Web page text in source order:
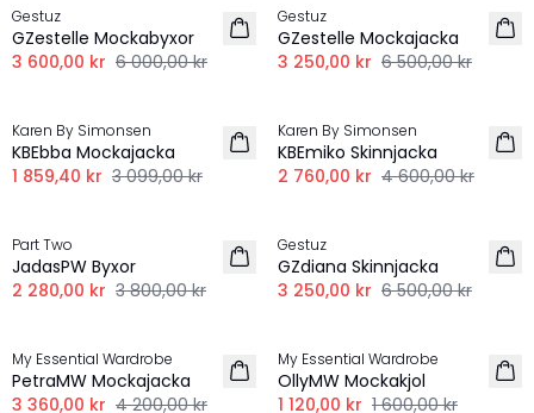
Gestuz
GZestelle Mockabyxor
3 600,00 kr 6 000,00 kr
Gestuz
GZestelle Mockajacka
3 250,00 kr 6 500,00 kr
Karen By Simonsen
KBEbba Mockajacka
1 859,40 kr 3 099,00 kr
Karen By Simonsen
KBEmiko Skinnjacka
2 760,00 kr 4 600,00 kr
Part Two
JadasPW Byxor
2 280,00 kr 3 800,00 kr
Gestuz
GZdiana Skinnjacka
3 250,00 kr 6 500,00 kr
My Essential Wardrobe
PetraMW Mockajacka
3 360,00 kr 4 200,00 kr
My Essential Wardrobe
OllyMW Mockakjol
1 120,00 kr 1 600,00 kr